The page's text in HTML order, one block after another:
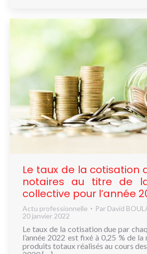
Le taux de la cotisation
notaires au titre de
collective pour l’année
Actu professionnelle Par David
20 janvier 2022
Le taux de la cotisation due par
l’année 2022 est fixé à 0,25 % de la
produits totaux réalisés au cours